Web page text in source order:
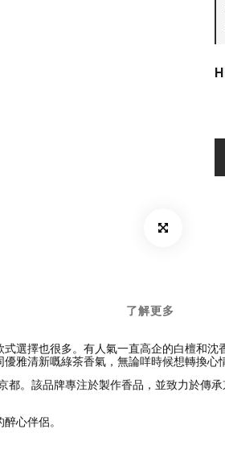
了解更多
選擇也很多。有人氣一直高企的白檀和
雅清新嘅綠茶香氣，無論咩時候想轉換心
。該品牌專注於製作香品，並致力於傳
心伴侶。